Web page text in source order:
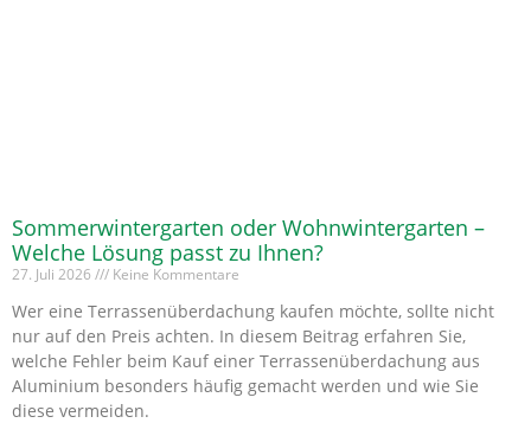
Sommerwintergarten oder Wohnwintergarten –
Welche Lösung passt zu Ihnen?
27. Juli 2026 Keine Kommentare
Wer eine Terrassenüberdachung kaufen möchte, sollte nicht
nur auf den Preis achten. In diesem Beitrag erfahren Sie,
welche Fehler beim Kauf einer Terrassenüberdachung aus
Aluminium besonders häufig gemacht werden und wie Sie
diese vermeiden.